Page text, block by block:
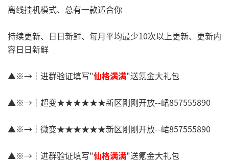
离线挂机模式、总有一款适合你
持续更新、日日新鲜、每月平均最少10次以上更新、更新内
容日日新鲜
▲※→┆进群验证填写"仙格满满"送氪金大礼包
▲※→┆超变★★★★★★新区刚刚开放--峮857555890
▲※→┆微变★★★★★★新区刚刚开放--峮857555890
▲※→┆进群验证填写"仙格满满"送氪金大礼包